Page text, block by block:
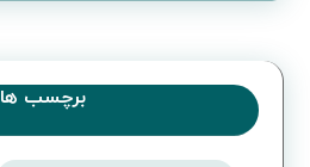
برچسب ها